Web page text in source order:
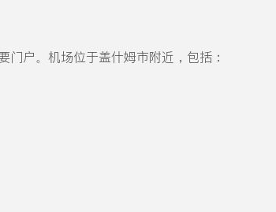
门户。机场位于盖什姆市附近，包括：